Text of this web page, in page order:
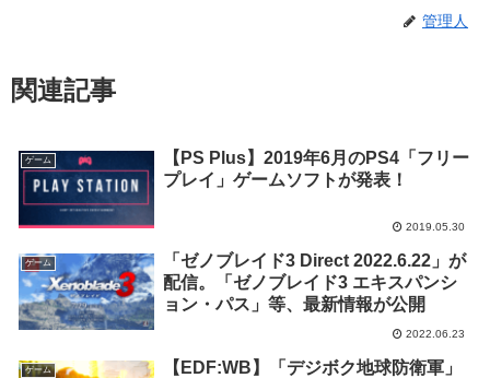
管理人
関連記事
ゲーム
【PS Plus】2019年6月のPS4「フリー
プレイ」ゲームソフトが発表！
2019.05.30
ゲーム
「ゼノブレイド3 Direct 2022.6.22」が
配信。「ゼノブレイド3 エキスパンシ
ョン・パス」等、最新情報が公開
2022.06.23
ゲーム
【EDF:WB】「デジボク地球防衛軍」